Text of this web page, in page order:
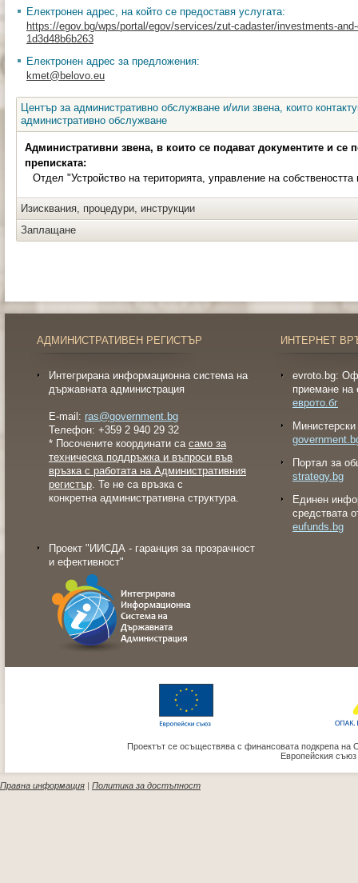
Електронен адрес, на който се предоставя услугата:
https://egov.bg/wps/portal/egov/services/zut-cadaster/investments-
1d3d48b6b263
Електронен адрес за предложения:
kmet@belovo.eu
Център за административно обслужване и/или звена, които
административно обслужване
Административни звена, в които се подават документите и се
преписката:
Отдел "Устройство на територията, управление на
Изисквания, процедури, инструкции
Заплащане
АДМИНИСТРАТИВЕН РЕГИСТЪР
Интегрирана информационна система на
държавната администрация
E-mail: ras@government.bg
Телефон: +359 2 940 29 32
* Посочените координати са само за
техническа поддръжка и въпроси във
връзка с работата на Административния
регистър. Те не са връзка с
конкретна административна структура.
Проект "ИИСДА - гаранция за прозрачност
и ефективност"
ИНТЕРНЕТ
evroto.bg:
приемане на
еврото.бг
Портал за
strategy.bg
Eдинен
средствата
eufunds.bg
Проектът се осъществява с финансовата подкрепа на
Европейския
Правна информация | Политика за достъпност